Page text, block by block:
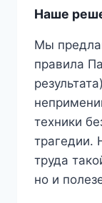
Наше
Мы
правила
техники
трагедии.
труда
но и